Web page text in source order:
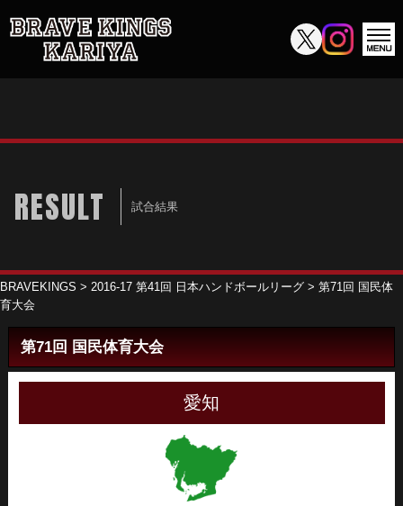
RESULT 試合結果
BRAVEKINGS > 2016-17 第41回 日本ハンドボールリーグ > 第71回 国民体
育大会
第71回 国民体育大会
愛知